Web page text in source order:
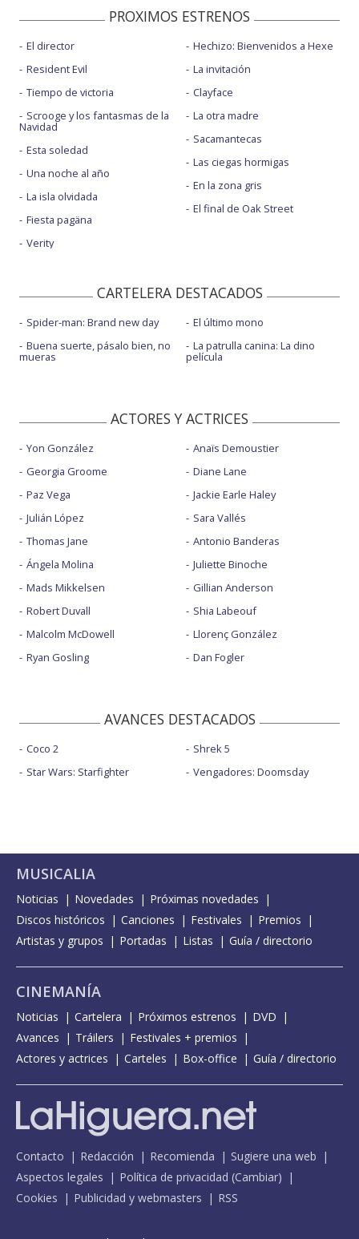
PROXIMOS ESTRENOS
El director
Resident Evil
Tiempo de victoria
Scrooge y los fantasmas de la
Navidad
Esta soledad
Una noche al año
La isla olvidada
Fiesta pagäna
Verity
Hechizo: Bienvenidos a Hexe
La invitación
Clayface
La otra madre
Sacamantecas
Las ciegas hormigas
En la zona gris
El final de Oak Street
CARTELERA DESTACADOS
Spider-man: Brand new day
Buena suerte, pásalo bien, no
mueras
El último mono
La patrulla canina: La dino
película
ACTORES Y ACTRICES
Yon González
Georgia Groome
Paz Vega
Julián López
Thomas Jane
Ángela Molina
Mads Mikkelsen
Robert Duvall
Malcolm McDowell
Ryan Gosling
Anaïs Demoustier
Diane Lane
Jackie Earle Haley
Sara Vallés
Antonio Banderas
Juliette Binoche
Gillian Anderson
Shia Labeouf
Llorenç González
Dan Fogler
AVANCES DESTACADOS
Coco 2
Star Wars: Starfighter
Shrek 5
Vengadores: Doomsday
MUSICALIA
Noticias Novedades
Próximas novedades
Discos históricos
Canciones Festivales
Premios
Artistas y grupos
Portadas Listas Guía / directorio
CINEMANÍA
Noticias Cartelera Próximos estrenos
DVD
Avances
Tráilers
Festivales + premios
Actores y actrices
Carteles Box-office Guía / directorio
Contacto Redacción Recomienda
Sugiere una web
Aspectos legales
Política de privacidad (Cambiar)
Cookies
Publicidad y webmasters RSS